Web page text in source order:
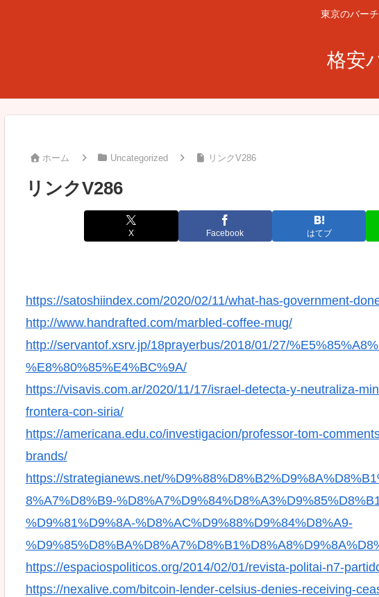
東京のバー
格安
ホーム Uncategorized リンクV286
リンクV286
X Facebook はてブ
https://satoshiindex.com/2020/02/11/what-has-government-
http://www.handrafted.com/marbled-coffee-mug/
http://servantof.xsrv.jp/18prayerbus/2018/01/27/
%E8%80%85%E4%BC%9A/
https://visavis.com.ar/2020/11/17/israel-detecta-y-neutraliza-
frontera-con-siria/
https://americana.edu.co/investigacion/professor-tom-
brands/
https://strategianews.net/
8%A7%D8%B9-
%D9%81%D9%8A-%D8%AC%D9%88%D9%84%D8%A9-
https://espaciospoliticos.org/2014/02/01/revista-politai-n7-
https://nexalive.com/bitcoin-lender-celsius-denies-receiving-